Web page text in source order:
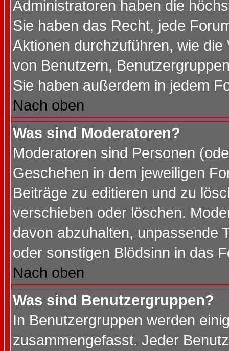
Administratoren haben die
Sie haben das Recht, jede
Aktionen durchzuführen, wie
von Benutzern,
Sie haben außerdem in jedem
Nach oben
Was sind Moderatoren?
Moderatoren sind Personen
Geschehen in dem jeweiligen
Beiträge zu editieren und zu
verschieben oder löschen.
davon abzuhalten, unpassende
oder sonstigen Blödsinn in das
Nach oben
Was sind Benutzergruppen?
In Benutzergruppen werden
zusammengefasst. Jeder